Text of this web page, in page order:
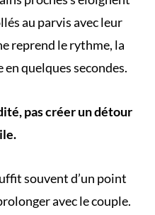
au parvis avec leur
reprend le rythme, la
quelques secondes.
pas créer un détour
souvent d’un point
avec le couple.